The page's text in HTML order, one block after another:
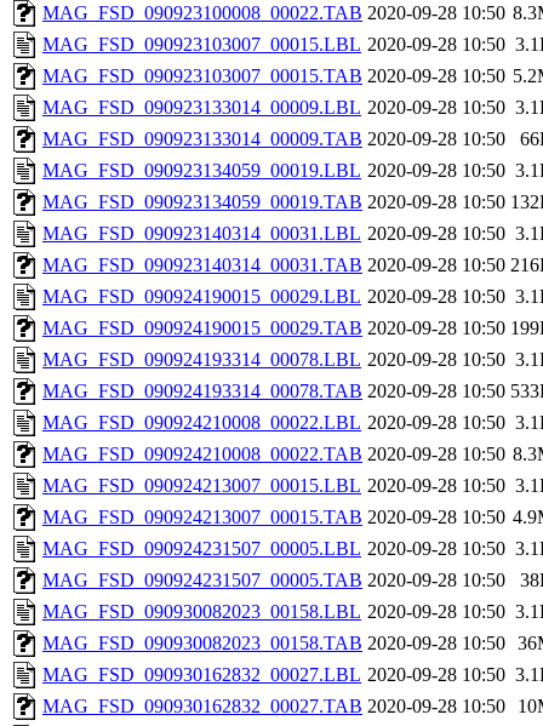
MAG_FSD_090923100008_00022.TAB 2020-09-28 10:50
MAG_FSD_090923103007_00015.LBL 2020-09-28 10:50
MAG_FSD_090923103007_00015.TAB 2020-09-28 10:50
MAG_FSD_090923133014_00009.LBL 2020-09-28 10:50
MAG_FSD_090923133014_00009.TAB 2020-09-28 10:50
MAG_FSD_090923134059_00019.LBL 2020-09-28 10:50
MAG_FSD_090923134059_00019.TAB 2020-09-28 10:50
MAG_FSD_090923140314_00031.LBL 2020-09-28 10:50
MAG_FSD_090923140314_00031.TAB 2020-09-28 10:50
MAG_FSD_090924190015_00029.LBL 2020-09-28 10:50
MAG_FSD_090924190015_00029.TAB 2020-09-28 10:50
MAG_FSD_090924193314_00078.LBL 2020-09-28 10:50
MAG_FSD_090924193314_00078.TAB 2020-09-28 10:50
MAG_FSD_090924210008_00022.LBL 2020-09-28 10:50
MAG_FSD_090924210008_00022.TAB 2020-09-28 10:50
MAG_FSD_090924213007_00015.LBL 2020-09-28 10:50
MAG_FSD_090924213007_00015.TAB 2020-09-28 10:50
MAG_FSD_090924231507_00005.LBL 2020-09-28 10:50
MAG_FSD_090924231507_00005.TAB 2020-09-28 10:50
MAG_FSD_090930082023_00158.LBL 2020-09-28 10:50
MAG_FSD_090930082023_00158.TAB 2020-09-28 10:50
MAG_FSD_090930162832_00027.LBL 2020-09-28 10:50
MAG_FSD_090930162832_00027.TAB 2020-09-28 10:50